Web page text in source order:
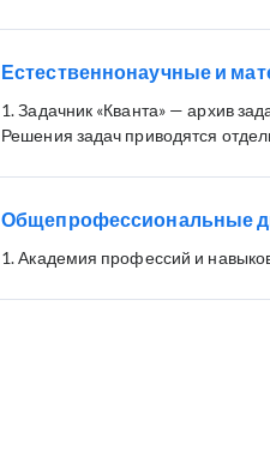
Естественнонаучные и
1. Задачник «Кванта» — архив
Решения задач приводятся
Общепрофессиональные
1. Академия профессий и